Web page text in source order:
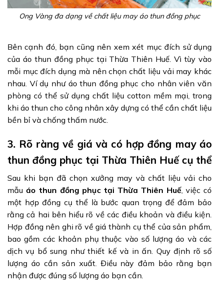
Ong Vàng đa dạng về chất liệu may áo thun đồng phục
Bên cạnh đó, bạn cũng nên xem xét mục đích sử dụng
của áo thun đồng phục tại Thừa Thiên Huế. Vì tùy vào
mỗi mục đích dụng mà nên chọn chất liệu vải may khác
nhau. Ví dụ như áo thun đồng phục cho nhân viên văn
phòng có thể sử dụng chất liệu cotton mềm mại, trong
khi áo thun cho công nhân xây dựng có thể cần chất liệu
bền bỉ và chống thấm nước.
3. Rõ ràng về giá và có hợp đồng may áo
thun đồng phục tại Thừa Thiên Huế cụ thể
Sau khi bạn đã chọn xưởng may và chất liệu vải cho
mẫu áo thun đồng phục tại Thừa Thiên Huế, việc có
một hợp đồng cụ thể là bước quan trọng để đảm bảo
rằng cả hai bên hiểu rõ về các điều khoản và điều kiện.
Hợp đồng nên ghi rõ về giá thành cụ thể của sản phẩm,
bao gồm các khoản phụ thuộc vào số lượng áo và các
dịch vụ bổ sung như thiết kế và in ấn. Quy định rõ số
lượng áo cần sản xuất. Điều này đảm bảo rằng bạn
nhận được đúng số lượng áo bạn cần.